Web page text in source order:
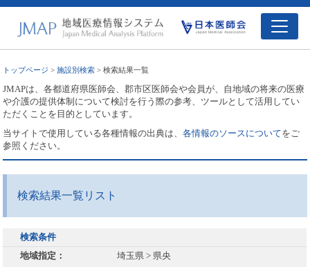
トップページ >施設別検索 > 検索結果一覧
JMAPは、各都道府県医師会、郡市区医師会や会員が、自地域の将来の医療
や介護の提供体制について検討を行う際の参考、ツールとして活用してい
ただくことを目的としています。
当サイトで使用している各種情報の出典は、各情報のソースについてをご
参照ください。
検索結果一覧リスト
検索条件
地域指定：
埼玉県 > 県央